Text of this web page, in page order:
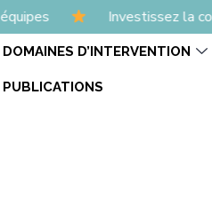
Investissez la compétence
DOMAINES D’INTERVENTION
PUBLICATIONS